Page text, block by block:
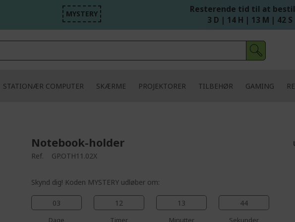
MYSTERY
Resterende tid til at
3 D | 14 H | 13 M | 42 S
STATIONÆR COMPUTER SKÆRME PROJEKTORER TILBEHØR GAMING
Notebook-holder
Ref. GP.OTH11.02X
Skynd dig! Koden MYSTERY udløber om:
03
Dage
12
Timer
13
Minutter
43
Sekunder